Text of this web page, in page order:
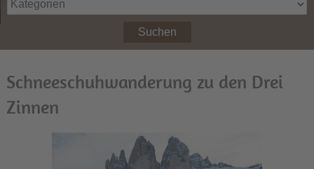
Suchen
Schneeschuhwanderung zu den Drei
Zinnen